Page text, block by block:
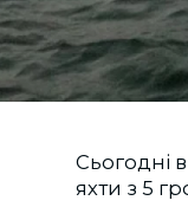
Сьогодні
яхти з 5